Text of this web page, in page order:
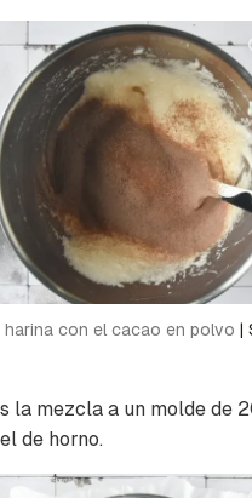
SESIÓN
harina con el cacao en polvo |
la mezcla a un molde de
de horno.